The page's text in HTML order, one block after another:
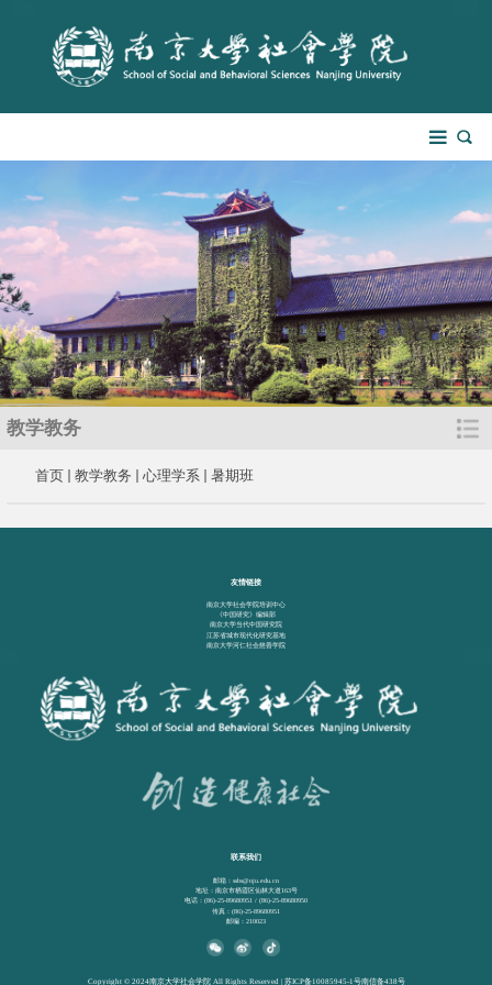
教学教务
首页 教学教务 心理学系 暑期班
友情链接
南京大学社会学院培训中心
《中国研究》编辑部
南京大学当代中国研究院
江苏省城市现代化研究基地
南京大学河仁社会慈善学院
联系我们
邮箱：ssbs@nju.edu.cn
地址：南京市栖霞区仙林大道163号
电话：(86)-25-89680951 / (86)-25-89680950
传真：(86)-25-89680951
邮编：210023
Copyright © 2024南京大学社会学院 All Rights Reserved | 苏ICP备10085945-1号南信备438号